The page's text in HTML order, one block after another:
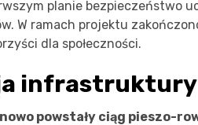
planie bezpieczeństwo
W ramach projektu
dla społeczności.
infrastruktury
nowo powstały ciąg pieszo-